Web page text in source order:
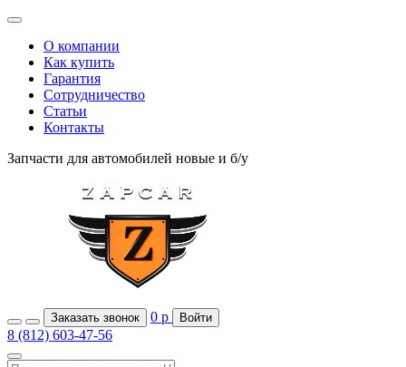
О компании
Как купить
Гарантия
Сотрудничество
Статьи
Контакты
Запчасти для автомобилей новые и б/у
Заказать звонок 0 р Войти
8 (812) 603-47-56